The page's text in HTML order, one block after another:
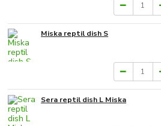
Miska reptil dish S
Sera reptil dish L Miska